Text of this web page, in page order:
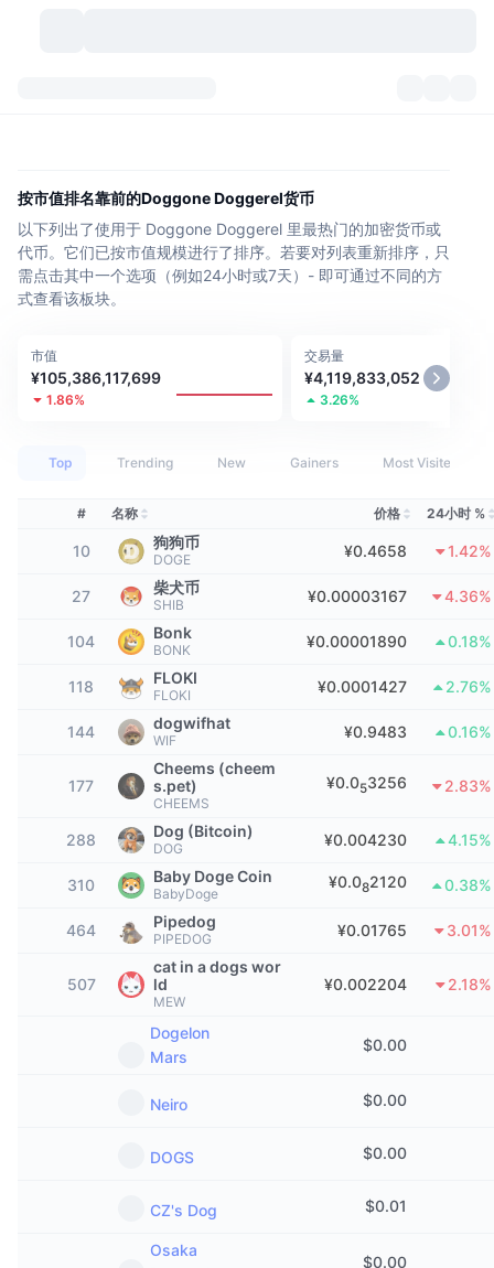
分类
历史记录
收益
最近添加
领涨和领跌
访问最多
社区情绪
区块链排名
市场概况
现货市场
比特币金库
交易所流入/流出
恐惧和贪婪指数
山寨币季节指数
市场周期指标
比特币市值占比
CoinMarketCap 20 指数
CoinMarketCap 100 指数
加密货币 ETF
比特币 ETF
以太币 ETF
信号 New
热门
涨幅榜
交易所
中心化交易所
衍生品
去中心化交易所
现货
社区
话题
情绪
API
加密货币 API
DEX API
企业
常见问题解答
CMC代理中心
技能市场
CMC 模型上下文协议
产品
转换器
简讯
CMC Launch
CMC Labs
CMC Max
头条新闻
Telegram 机器人
广告
按市值排名靠前的Doggone Doggerel货币
以下列出了使用于 Doggone Doggerel 里最热门的加密货币或
代币。它们已按市值规模进行了排序。若要对列表重新排序，只
需点击其中一个选项（例如24小时或7天）- 即可通过不同的方
式查看该板块。
市值
¥105,386,117,699
1.86%
交易量
¥4,119,833,052
3.26%
Top Trending New Gainers Most Visited
# 名称 价格 24小时 %
10 狗狗币
DOGE ¥0.4658 1.42%
27 柴犬币
SHIB ¥0.00003167 4.36%
104 Bonk
BONK ¥0.00001890 0.18%
118 FLOKI
FLOKI ¥0.0001427 2.76%
144 dogwifhat
WIF ¥0.9483 0.16%
177
Cheems (cheem
s.pet)
CHEEMS
¥0.053256 2.83%
288 Dog (Bitcoin)
DOG ¥0.004230 4.15%
310 Baby Doge Coin
BabyDoge
¥0.082120 0.38%
464 Pipedog
PIPEDOG ¥0.01765 3.01%
507
cat in a dogs wor
ld
MEW
¥0.002204 2.18%
Dogelon
Mars
$0.00
Neiro $0.00
DOGS $0.00
CZ's Dog $0.01
Osaka
$0.00